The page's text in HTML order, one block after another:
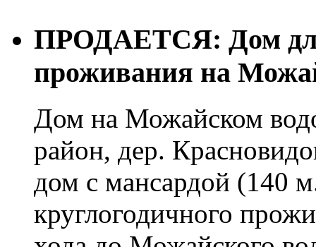
ПРОДАЕТСЯ: Дом для
проживания на
Дом на Можайском
район, дер.
дом с мансардой (140
круглогодичного